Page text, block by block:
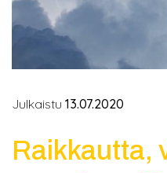
Julkaistu 13.07.2020
Raikkautta,